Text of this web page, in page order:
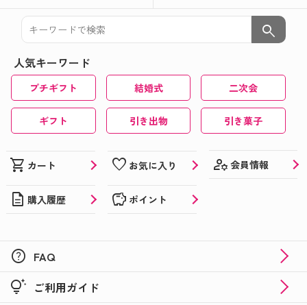
search
人気キーワード
プチギフト 結婚式 二次会
ギフト 引き出物 引き菓子
shopping_cart カート favorite お気に入り manage_accounts 会員情報
description 購入履歴 savings ポイント
help FAQ
tips_and_updates ご利用ガイド